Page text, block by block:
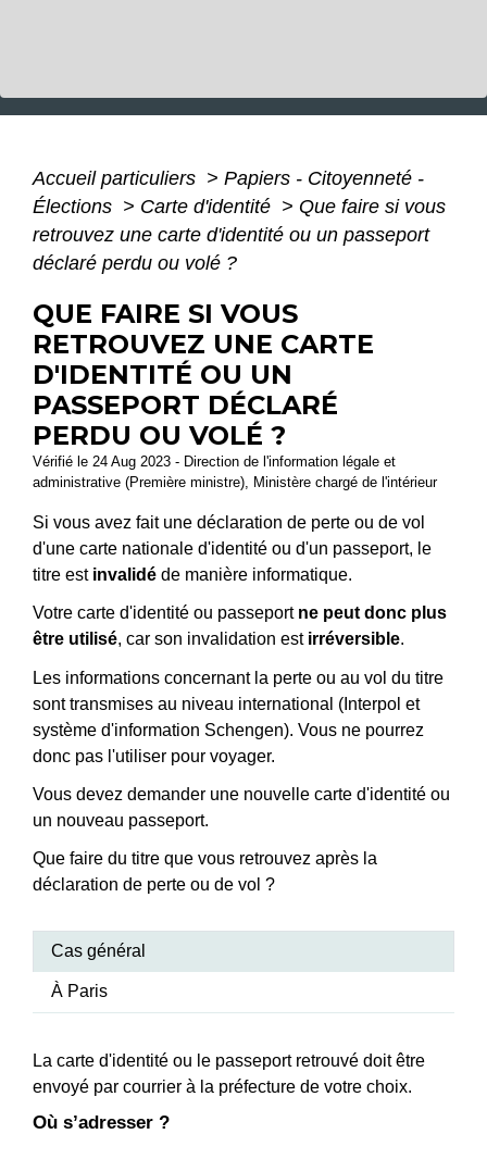
Accueil particuliers > Papiers - Citoyenneté -
Élections > Carte d'identité > Que faire si vous
retrouvez une carte d'identité ou un passeport
déclaré perdu ou volé ?
QUE FAIRE SI VOUS
RETROUVEZ UNE CARTE
D'IDENTITÉ OU UN
PASSEPORT DÉCLARÉ
PERDU OU VOLÉ ?
Vérifié le 24 Aug 2023 - Direction de l'information légale et
administrative (Première ministre), Ministère chargé de l'intérieur
Si vous avez fait une déclaration de perte ou de vol
d'une carte nationale d'identité ou d'un passeport, le
titre est invalidé de manière informatique.
Votre carte d'identité ou passeport ne peut donc plus
être utilisé, car son invalidation est irréversible.
Les informations concernant la perte ou au vol du titre
sont transmises au niveau international (Interpol et
système d'information Schengen). Vous ne pourrez
donc pas l'utiliser pour voyager.
Vous devez demander une nouvelle carte d'identité ou
un nouveau passeport.
Que faire du titre que vous retrouvez après la
déclaration de perte ou de vol ?
Cas général
À Paris
La carte d'identité ou le passeport retrouvé doit être
envoyé par courrier à la préfecture de votre choix.
Où s’adresser ?